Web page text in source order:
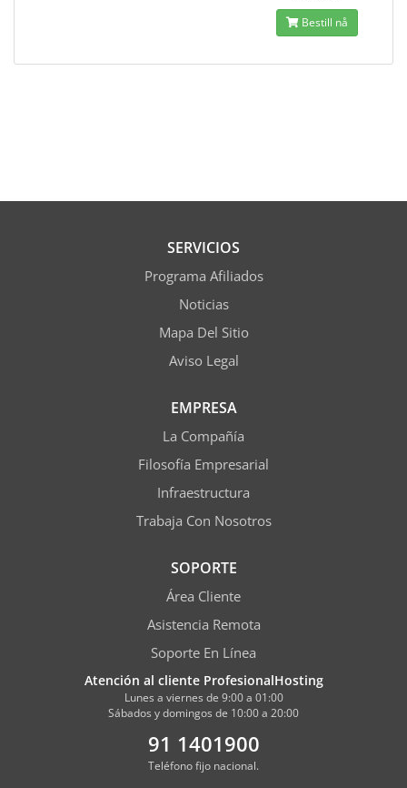
Bestill nå
SERVICIOS
Programa Afiliados
Noticias
Mapa Del Sitio
Aviso Legal
EMPRESA
La Compañía
Filosofía Empresarial
Infraestructura
Trabaja Con Nosotros
SOPORTE
Área Cliente
Asistencia Remota
Soporte En Línea
Atención al cliente ProfesionalHosting
Lunes a viernes de 9:00 a 01:00
Sábados y domingos de 10:00 a 20:00
91 1401900
Teléfono fijo nacional.